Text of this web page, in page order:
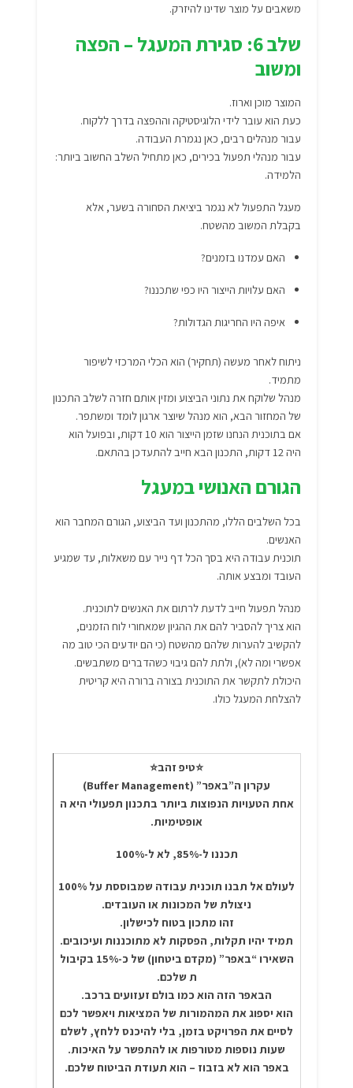
משאבים על מוצר שדינו להיזרק.
שלב 6: סגירת המעגל – הפצה
ומשוב
המוצר מוכן וארוז.
כעת הוא עובר לידי הלוגיסטיקה וההפצה בדרך ללקוח.
עבור מנהלים רבים, כאן נגמרת העבודה.
עבור מנהלי תפעול בכירים, כאן מתחיל השלב החשוב ביותר:
הלמידה.
מעגל התפעול לא נגמר ביציאת הסחורה בשער, אלא
בקבלת המשוב מהשטח.
האם עמדנו בזמנים?
האם עלויות הייצור היו כפי שתכננו?
איפה היו החריגות הגדולות?
ניתוח לאחר מעשה (תחקיר) הוא הכלי המרכזי לשיפור
מתמיד.
מנהל שלוקח את נתוני הביצוע ומזין אותם חזרה לשלב התכנון
של המחזור הבא, הוא מנהל שיוצר ארגון לומד ומשתפר.
אם בתוכנית הנחנו שזמן הייצור הוא 10 דקות, ובפועל הוא
היה 12 דקות, התכנון הבא חייב להתעדכן בהתאם.
הגורם האנושי במעגל
בכל השלבים הללו, מהתכנון ועד הביצוע, הגורם המחבר הוא
האנשים.
תוכנית עבודה היא בסך הכל דף נייר עם משאלות, עד שמגיע
העובד ומבצע אותה.
מנהל תפעול חייב לדעת לרתום את האנשים לתוכנית.
הוא צריך להסביר להם את ההגיון שמאחורי לוח הזמנים,
להקשיב להערות שלהם מהשטח (כי הם יודעים הכי טוב מה
אפשרי ומה לא), ולתת להם גיבוי כשהדברים משתבשים.
היכולת לתקשר את התוכנית בצורה ברורה היא קריטית
להצלחת המעגל כולו.
⭐טיפ זהב⭐
עקרון ה”באפר” (Buffer Management)
אחת הטעויות הנפוצות ביותר בתכנון תפעולי היא ה
אופטימיות.
תכננו ל-85%, לא ל-100%
לעולם אל תבנו תוכנית עבודה שמבוססת על 100%
ניצולת של המכונות או העובדים.
זהו מתכון בטוח לכישלון.
תמיד יהיו תקלות, הפסקות לא מתוכננות ועיכובים.
השאירו “באפר” (מקדם ביטחון) של כ-15% בקיבול
ת שלכם.
הבאפר הזה הוא כמו בולם זעזועים ברכב.
הוא יספוג את המהמורות של המציאות ויאפשר לכם
לסיים את הפרויקט בזמן, בלי להיכנס ללחץ, לשלם
שעות נוספות מטורפות או להתפשר על האיכות.
באפר הוא לא בזבוז – הוא תעודת הביטוח שלכם.